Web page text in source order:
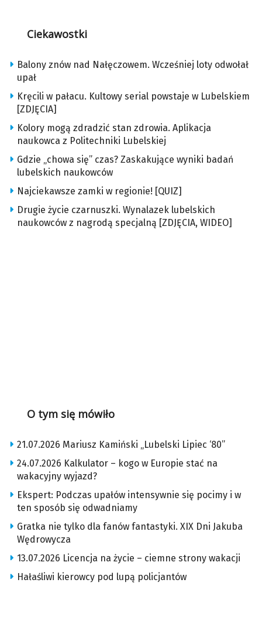
Ciekawostki
Balony znów nad Nałęczowem. Wcześniej loty odwołał
upał
Kręcili w pałacu. Kultowy serial powstaje w Lubelskiem
[ZDJĘCIA]
Kolory mogą zdradzić stan zdrowia. Aplikacja
naukowca z Politechniki Lubelskiej
Gdzie „chowa się” czas? Zaskakujące wyniki badań
lubelskich naukowców
Najciekawsze zamki w regionie! [QUIZ]
Drugie życie czarnuszki. Wynalazek lubelskich
naukowców z nagrodą specjalną [ZDJĘCIA, WIDEO]
O tym się mówiło
21.07.2026 Mariusz Kamiński „Lubelski Lipiec ‘80”
24.07.2026 Kalkulator – kogo w Europie stać na
wakacyjny wyjazd?
Ekspert: Podczas upałów intensywnie się pocimy i w
ten sposób się odwadniamy
Gratka nie tylko dla fanów fantastyki. XIX Dni Jakuba
Wędrowycza
13.07.2026 Licencja na życie – ciemne strony wakacji
Hałaśliwi kierowcy pod lupą policjantów